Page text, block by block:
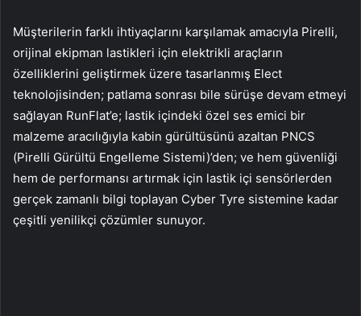
Müşterilerin farklı ihtiyaçlarını karşılamak amacıyla Pirelli,
orijinal ekipman lastikleri için elektrikli araçların
özelliklerini geliştirmek üzere tasarlanmış Elect
teknolojisinden; patlama sonrası bile sürüşe devam etmeyi
sağlayan RunFlat’e; lastik içindeki özel ses emici bir
malzeme aracılığıyla kabin gürültüsünü azaltan PNCS
(Pirelli Gürültü Engelleme Sistemi)’den; ve hem güvenliği
hem de performansı artırmak için lastik içi sensörlerden
gerçek zamanlı bilgi toplayan Cyber Tyre sistemine kadar
çeşitli yenilikçi çözümler sunuyor.